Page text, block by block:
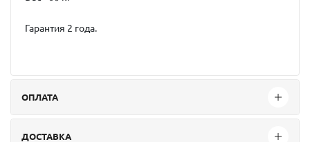
Гарантия 2 года.
ОПЛАТА
ДОСТАВКА